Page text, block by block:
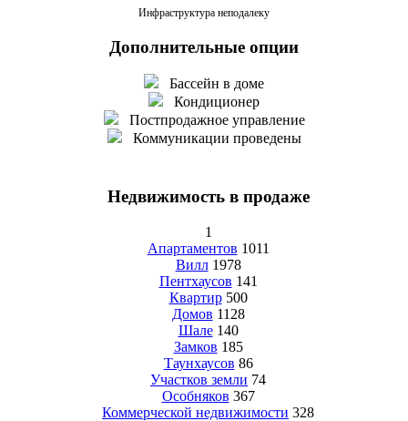
Инфраструктура неподалеку
Дополнительные опции
Бассейн в доме
Кондиционер
Постпродажное управление
Коммуникации проведены
Недвижимость в продаже
1
Апартаментов 1011
Вилл 1978
Пентхаусов 141
Квартир 500
Домов 1128
Шале 140
Замков 185
Таунхаусов 86
Участков земли 74
Особняков 367
Коммерческой недвижимости 328